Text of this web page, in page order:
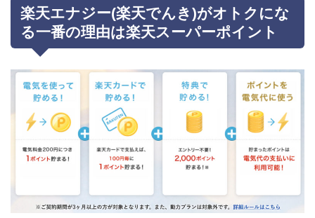
楽天エナジー(楽天でんき)がオトクにな
る一番の理由は楽天スーパーポイント